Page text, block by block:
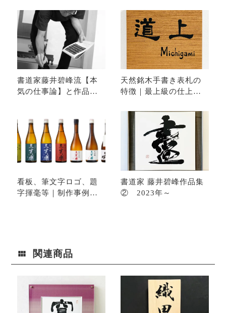
書道家藤井碧峰流【本
気の仕事論】と作品集
天然銘木手書き表札の
特徴｜最上級の仕上が
看板、筆文字ロゴ、題
字揮毫等｜制作事例ギ
書道家 藤井碧峰作品集
② 2023年～
関連商品